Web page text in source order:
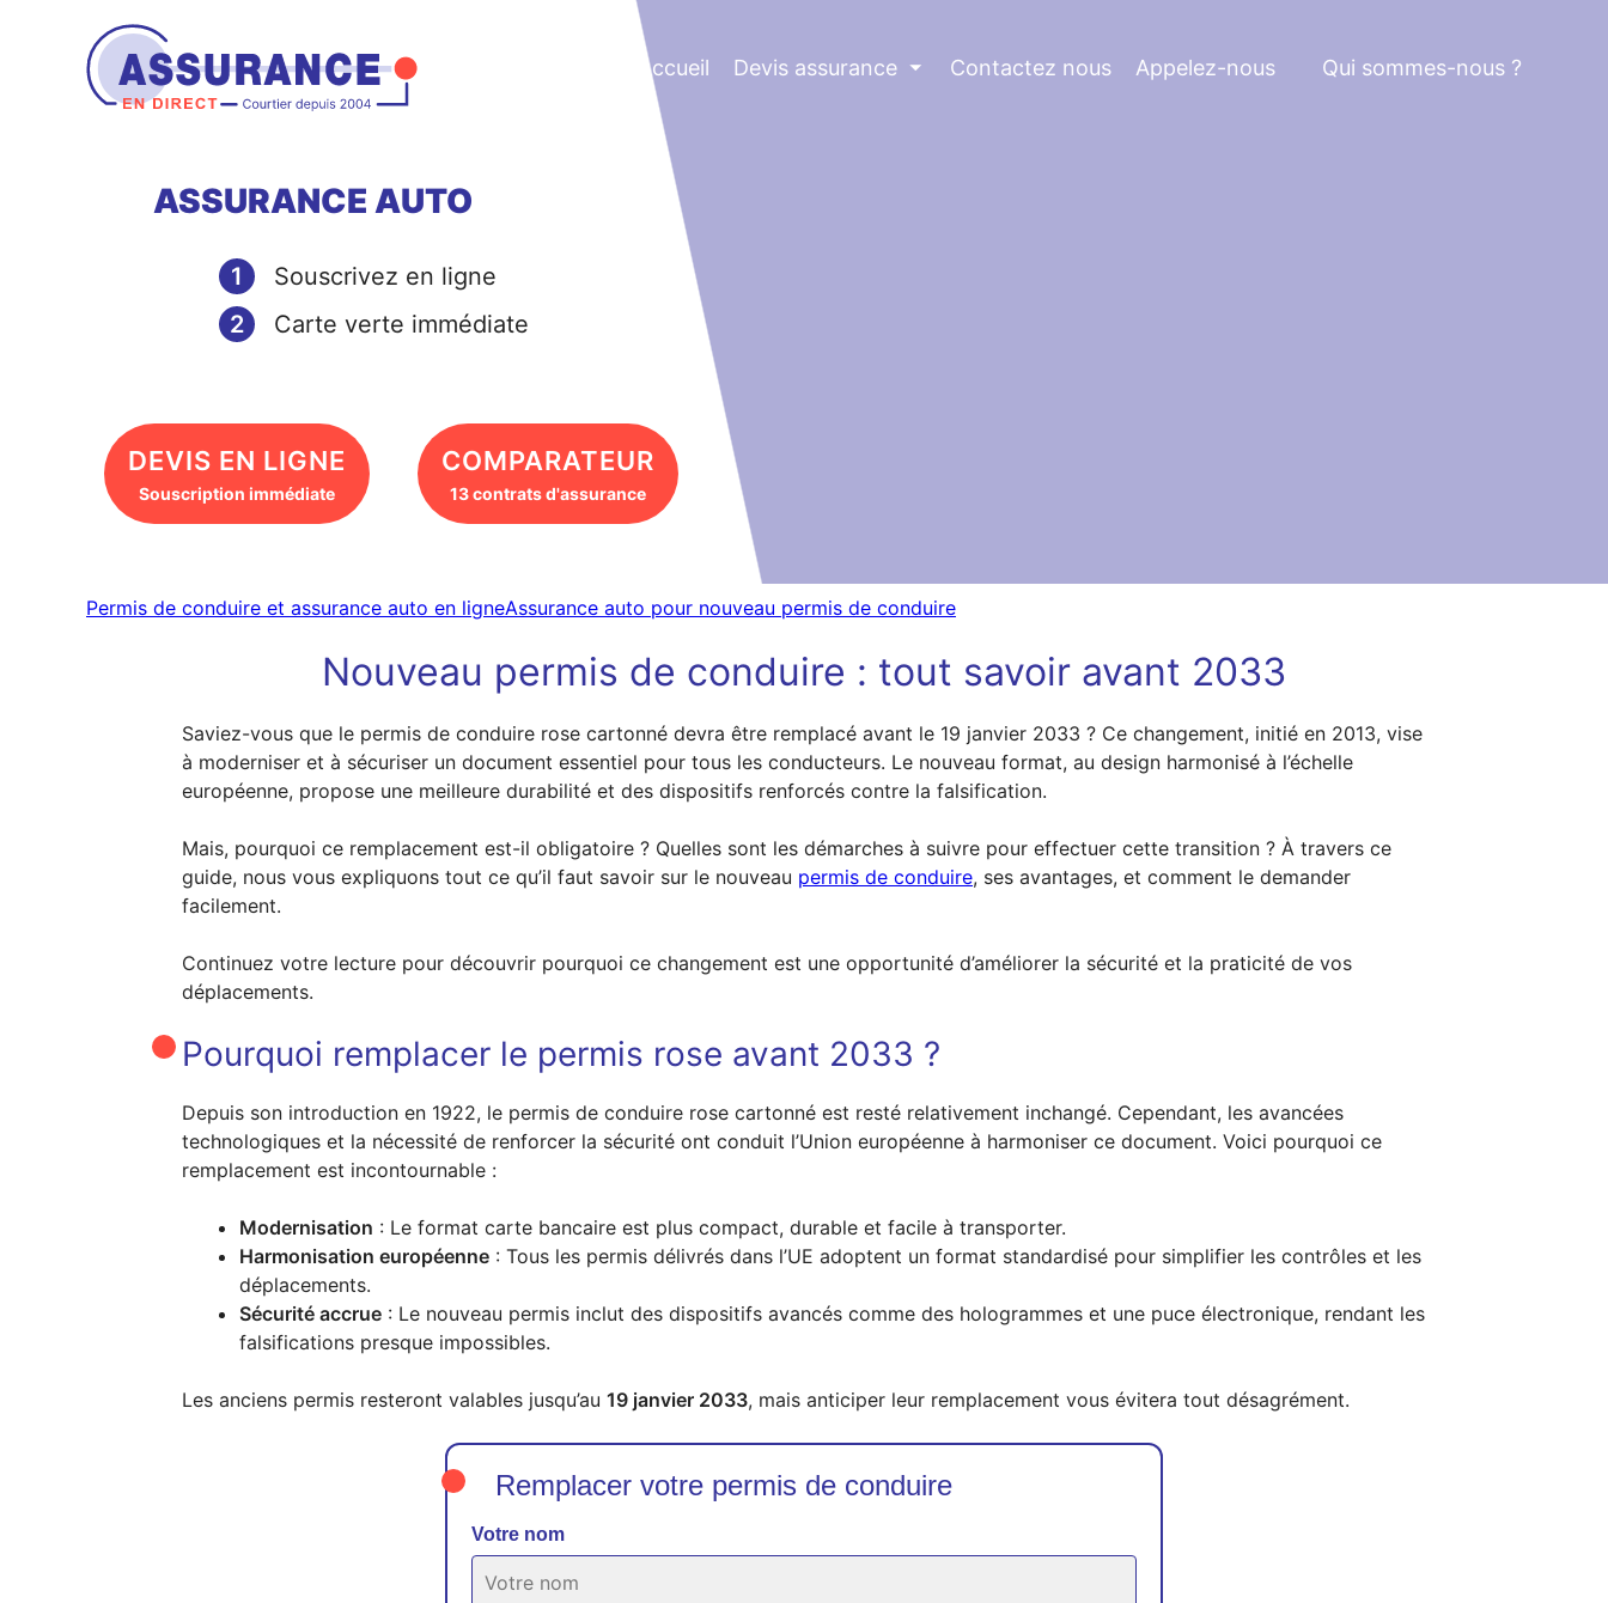
Accueil Devis assurance ⏷ Contactez nous Appelez-nous Qui sommes-nous ?
ASSURANCE AUTO
1
Souscrivez en ligne
2
Carte verte immédiate
DEVIS EN LIGNE
Souscription immédiate
COMPARATEUR
13 contrats d'assurance
Permis de conduire et assurance auto en ligneAssurance auto pour nouveau permis de conduire
Nouveau permis de conduire : tout savoir avant 2033
Saviez-vous que le permis de conduire rose cartonné devra être remplacé avant le 19 janvier 2033 ? Ce changement, initié en 2013, vise
à moderniser et à sécuriser un document essentiel pour tous les conducteurs. Le nouveau format, au design harmonisé à l’échelle
européenne, propose une meilleure durabilité et des dispositifs renforcés contre la falsification.
Mais, pourquoi ce remplacement est-il obligatoire ? Quelles sont les démarches à suivre pour effectuer cette transition ? À travers ce
guide, nous vous expliquons tout ce qu’il faut savoir sur le nouveau permis de conduire, ses avantages, et comment le demander
facilement.
Continuez votre lecture pour découvrir pourquoi ce changement est une opportunité d’améliorer la sécurité et la praticité de vos
déplacements.
Pourquoi remplacer le permis rose avant 2033 ?
Depuis son introduction en 1922, le permis de conduire rose cartonné est resté relativement inchangé. Cependant, les avancées
technologiques et la nécessité de renforcer la sécurité ont conduit l’Union européenne à harmoniser ce document. Voici pourquoi ce
remplacement est incontournable :
Modernisation : Le format carte bancaire est plus compact, durable et facile à transporter.
Harmonisation européenne : Tous les permis délivrés dans l’UE adoptent un format standardisé pour simplifier les contrôles et les
déplacements.
Sécurité accrue : Le nouveau permis inclut des dispositifs avancés comme des hologrammes et une puce électronique, rendant les
falsifications presque impossibles.
Les anciens permis resteront valables jusqu’au 19 janvier 2033, mais anticiper leur remplacement vous évitera tout désagrément.
Remplacer votre permis de conduire
Votre nom